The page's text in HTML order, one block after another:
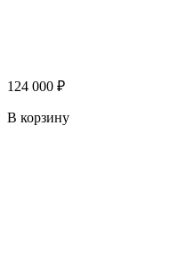
124 000 ₽
В корзину